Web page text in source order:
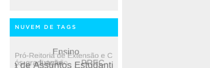
NUVEM DE TAGS